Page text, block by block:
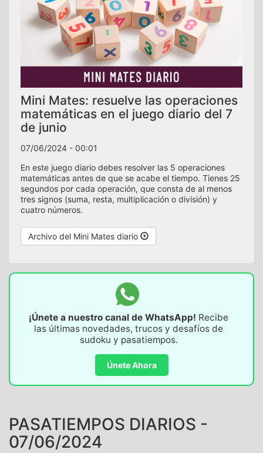
Mini Mates: resuelve las operaciones
matemáticas en el juego diario del 7
de junio
07/06/2024 - 00:01
En este juego diario debes resolver las 5 operaciones
matemáticas antes de que se acabe el tiempo. Tienes 25
segundos por cada operación, que consta de al menos
tres signos (suma, resta, multiplicación o división) y
cuatro números.
Archivo del Mini Mates diario
¡Únete a nuestro canal de WhatsApp! Recibe
las últimas novedades, trucos y desafíos de
sudoku y pasatiempos.
Únete Ahora
PASATIEMPOS DIARIOS -
07/06/2024